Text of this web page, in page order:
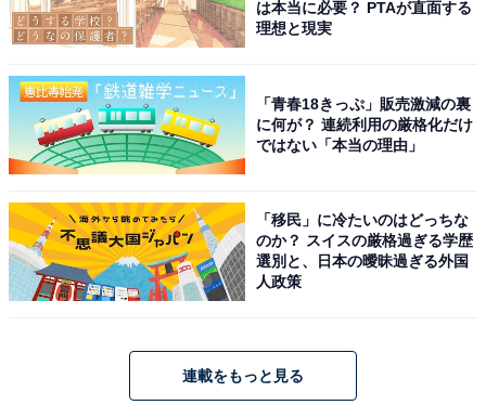
は本当に必要？ PTAが直面する
理想と現実
「青春18きっぷ」販売激減の裏
に何が？ 連続利用の厳格化だけ
ではない「本当の理由」
「移民」に冷たいのはどっちな
のか？ スイスの厳格過ぎる学歴
選別と、日本の曖昧過ぎる外国
人政策
連載をもっと見る